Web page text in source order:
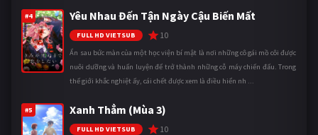
#4 Yêu Nhau Đến Tận Ngày Cậu Biến Mất
FULL HD VIETSUB 10
Ẩn sau bức màn của một học viện bí mật là nơi những cô gái mồ côi được
nuôi dưỡng và huấn luyện để trở thành những cỗ máy chiến đấu. Trong
thế giới khắc nghiệt ấy, cái chết được xem là điều hiển nh ...
#5 Xanh Thẳm (Mùa 3)
FULL HD VIETSUB 10